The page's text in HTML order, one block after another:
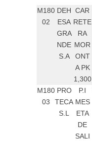
M180
02
DEH
ESA
GRA
NDE
S.A
CAR
RETE
RA
MOR
ONT
A PK
1,300
M180
03
PRO
TECA
S.L
P.I
MES
ETA
DE
SALI